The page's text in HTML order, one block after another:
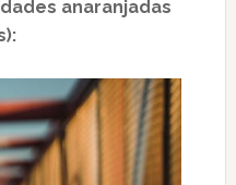
anaranjadas